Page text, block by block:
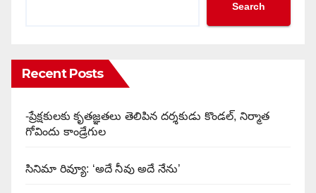
Search
Recent Posts
-ప్రేక్షకులకు కృతజ్ఞతలు తెలిపిన దర్శకుడు కొండల్, నిర్మాత
గోవిందు కాండ్రేగుల
సినిమా రివ్యూ: ‘అదే నీవు అదే నేను’